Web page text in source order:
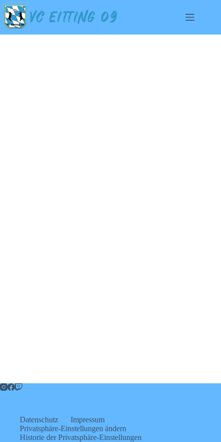
Datenschutz
Impressum
Privatsphäre-Einstellungen ändern
Historie der Privatsphäre-Einstellungen